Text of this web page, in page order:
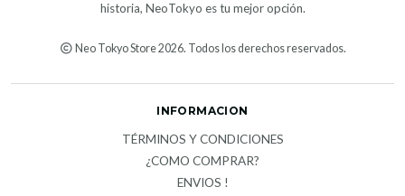
historia, NeoTokyo es tu mejor opción.
Neo Tokyo Store 2026. Todos los derechos reservados.
INFORMACION
TÉRMINOS Y CONDICIONES
¿COMO COMPRAR?
ENVIOS !